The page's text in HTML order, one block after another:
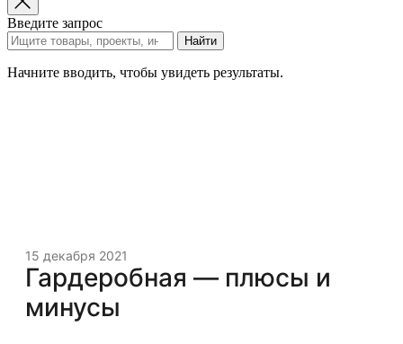
Введите запрос
Найти
Начните вводить, чтобы увидеть результаты.
15 декабря 2021
Гардеробная — плюсы и
минусы